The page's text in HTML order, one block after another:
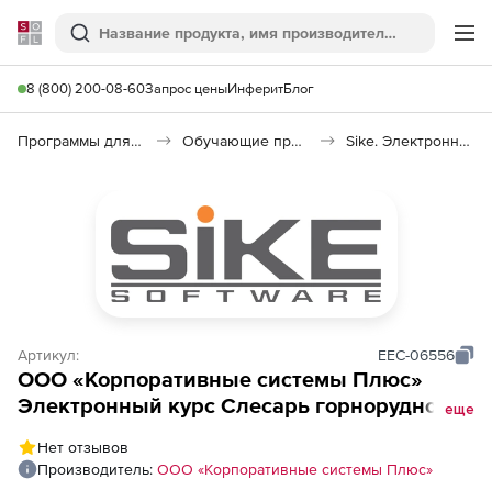
Softline
Поиск
8 (800) 200-08-60Запрос ценыИнферитБлог
Программы для образования и науки Обучающие программы Sike. Электронный курс Слесарь горнорудного оборудования: сушильные установки
Артикул: EEC-06556
ООО «Корпоративные системы Плюс»
Электронный курс Слесарь горнорудного
стандарт
еще
Нет отзывов
Производитель: ООО «Корпоративные системы Плюс»